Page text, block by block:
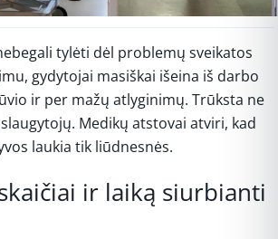
tylėti dėl problemų sveikatos
gydytojai masiškai išeina iš darbo
ir per mažų atlyginimų. Trūksta ne
Medikų atstovai atviri, kad
laukia tik liūdnesnės.
ir laiką siurbianti